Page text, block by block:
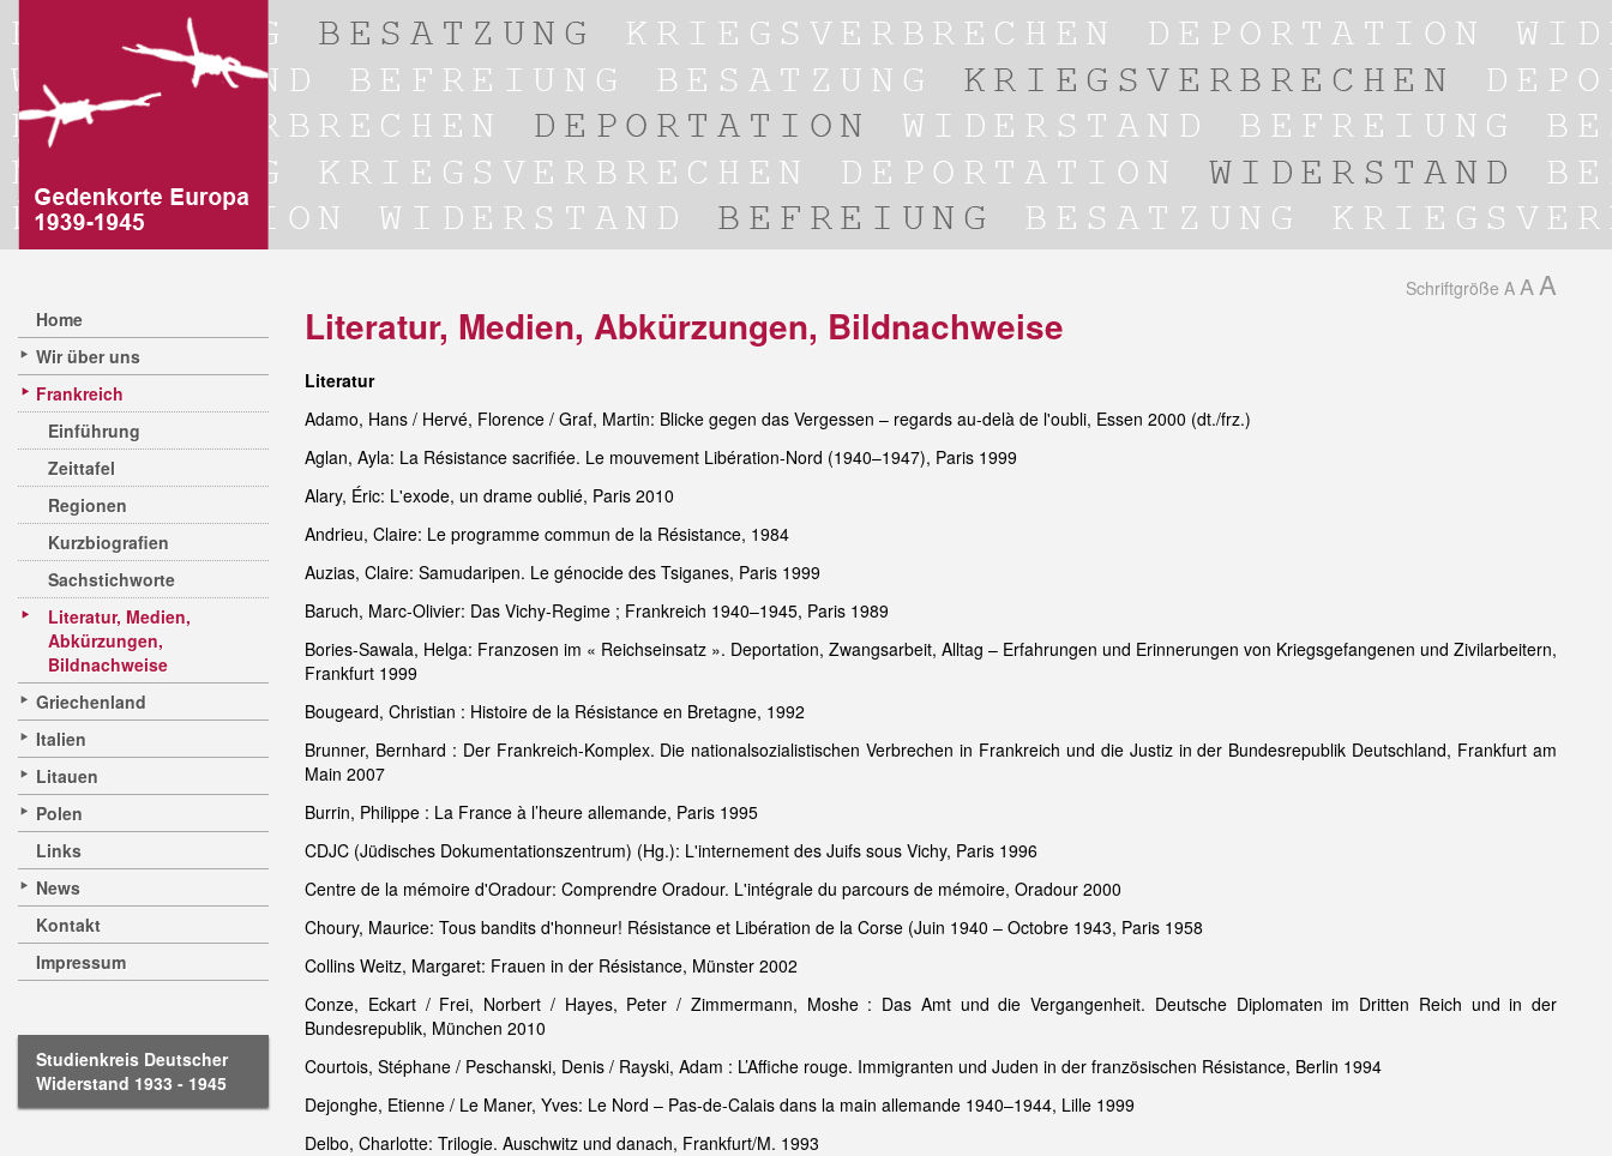
Home
Wir über uns
Frankreich
Einführung
Zeittafel
Regionen
Kurzbiografien
Sachstichworte
Literatur, Medien,
Abkürzungen,
Bildnachweise
Griechenland
Italien
Litauen
Polen
Links
News
Kontakt
Impressum
Studienkreis Deutscher
Widerstand 1933 - 1945
Schriftgröße A A A
Literatur, Medien, Abkürzungen, Bildnachweise
Literatur
Adamo, Hans / Hervé, Florence / Graf, Martin: Blicke gegen das Vergessen – regards au-delà de l'oubli, Essen 2000 (dt./frz.)
Aglan, Ayla: La Résistance sacrifiée. Le mouvement Libération-Nord (1940–1947), Paris 1999
Alary, Éric: L'exode, un drame oublié, Paris 2010
Andrieu, Claire: Le programme commun de la Résistance, 1984
Auzias, Claire: Samudaripen. Le génocide des Tsiganes, Paris 1999
Baruch, Marc-Olivier: Das Vichy-Regime ; Frankreich 1940–1945, Paris 1989
Bories-Sawala, Helga: Franzosen im « Reichseinsatz ». Deportation, Zwangsarbeit, Alltag – Erfahrungen und Erinnerungen von Kriegsgefangenen und Zivilarbeitern,
Frankfurt 1999
Bougeard, Christian : Histoire de la Résistance en Bretagne, 1992
Brunner, Bernhard : Der Frankreich-Komplex. Die nationalsozialistischen Verbrechen in Frankreich und die Justiz in der Bundesrepublik Deutschland, Frankfurt am
Main 2007
Burrin, Philippe : La France à l’heure allemande, Paris 1995
CDJC (Jüdisches Dokumentationszentrum) (Hg.): L'internement des Juifs sous Vichy, Paris 1996
Centre de la mémoire d'Oradour: Comprendre Oradour. L'intégrale du parcours de mémoire, Oradour 2000
Choury, Maurice: Tous bandits d'honneur! Résistance et Libération de la Corse (Juin 1940 – Octobre 1943, Paris 1958
Collins Weitz, Margaret: Frauen in der Résistance, Münster 2002
Conze, Eckart / Frei, Norbert / Hayes, Peter / Zimmermann, Moshe : Das Amt und die Vergangenheit. Deutsche Diplomaten im Dritten Reich und in der
Bundesrepublik, München 2010
Courtois, Stéphane / Peschanski, Denis / Rayski, Adam : L’Affiche rouge. Immigranten und Juden in der französischen Résistance, Berlin 1994
Dejonghe, Etienne / Le Maner, Yves: Le Nord – Pas-de-Calais dans la main allemande 1940–1944, Lille 1999
Delbo, Charlotte: Trilogie. Auschwitz und danach, Frankfurt/M. 1993